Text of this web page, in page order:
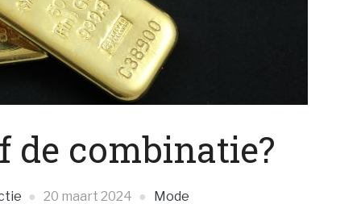
de combinatie?
20 maart 2024 Mode